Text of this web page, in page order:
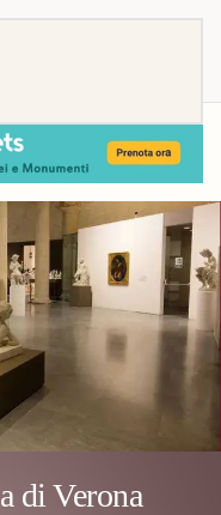
di Verona